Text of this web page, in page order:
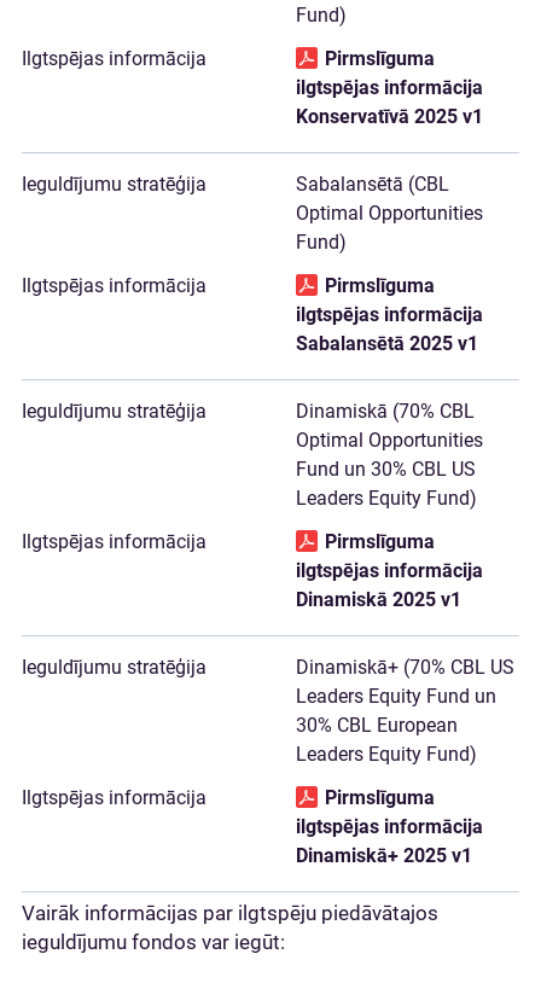
Fund)
Pirmslīguma
ilgtspējas informācija
Konservatīvā 2025 v1
Sabalansētā (CBL
Optimal Opportunities
Fund)
Pirmslīguma
ilgtspējas informācija
Sabalansētā 2025 v1
Dinamiskā (70% CBL
Optimal Opportunities
Fund un 30% CBL US
Leaders Equity Fund)
Pirmslīguma
ilgtspējas informācija
Dinamiskā 2025 v1
Dinamiskā+ (70% CBL US
Leaders Equity Fund un
30% CBL European
Leaders Equity Fund)
Pirmslīguma
ilgtspējas informācija
Dinamiskā+ 2025 v1
Vairāk informācijas par ilgtspēju piedāvātajos
ieguldījumu fondos var iegūt: